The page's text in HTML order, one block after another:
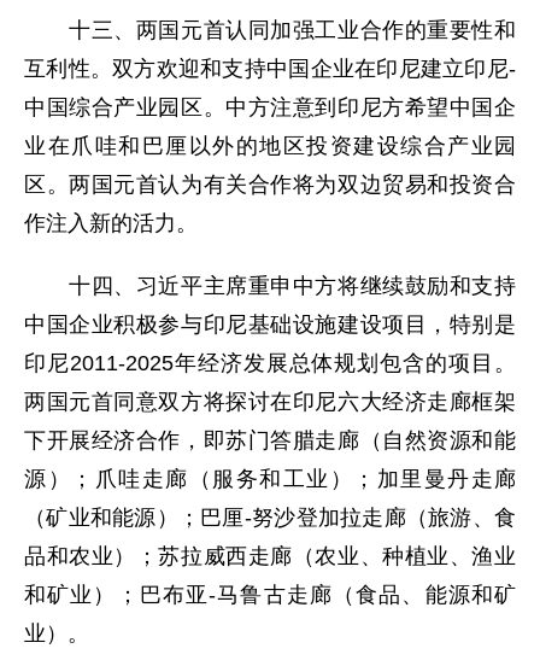
十三、两国元首认同加强工业合作的重要性和
互利性。双方欢迎和支持中国企业在印尼建立印尼-
中国综合产业园区。中方注意到印尼方希望中国企
业在爪哇和巴厘以外的地区投资建设综合产业园
区。两国元首认为有关合作将为双边贸易和投资合
作注入新的活力。
十四、习近平主席重申中方将继续鼓励和支持
中国企业积极参与印尼基础设施建设项目，特别是
印尼2011-2025年经济发展总体规划包含的项目。
两国元首同意双方将探讨在印尼六大经济走廊框架
下开展经济合作，即苏门答腊走廊（自然资源和能
源）；爪哇走廊（服务和工业）；加里曼丹走廊
（矿业和能源）；巴厘-努沙登加拉走廊（旅游、食
品和农业）；苏拉威西走廊（农业、种植业、渔业
和矿业）；巴布亚-马鲁古走廊（食品、能源和矿
业）。